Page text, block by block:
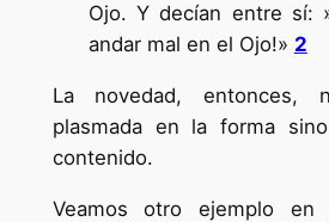
Ojo. Y decían entre sí:
andar mal en el Ojo!» 2
La novedad, entonces,
plasmada en la forma
contenido.
Veamos otro ejemplo